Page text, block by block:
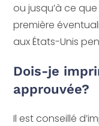
ou jusqu’à ce
première
aux États-Unis
Dois-je
approuvée?
Il est conseillé